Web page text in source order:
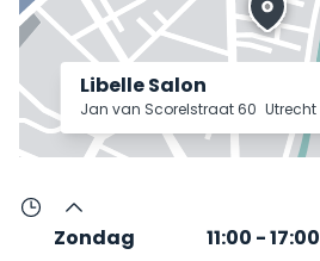
Libelle Salon
Jan van Scorelstraat 60 Utrecht
Zondag 11:00 -17:00